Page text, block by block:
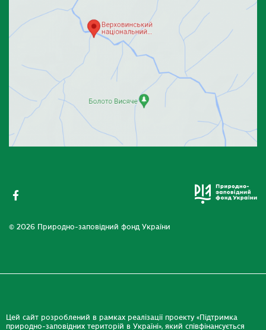
© 2026 Природно-заповідний фонд України
Цей сайт розроблений в рамках реалізації проекту «Підтримка
природно-заповідних територій в Україні», який співфінансується